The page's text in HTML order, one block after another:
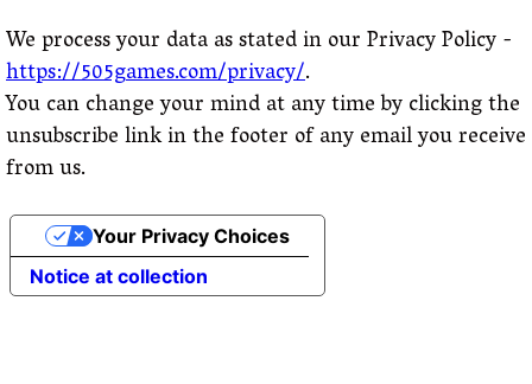
We process your data as stated in our Privacy Policy -
https://505games.com/privacy/.
You can change your mind at any time by clicking the
unsubscribe link in the footer of any email you receive
from us.
Notice at collection
Your Privacy Choices